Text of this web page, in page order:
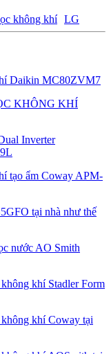
không khí LG
Daikin MC80ZVM7
KHÔNG KHÍ
Inverter
tạo ẩm Coway APM-
tại nhà như thế
nước AO Smith
khí Stadler Form
khí Coway tại